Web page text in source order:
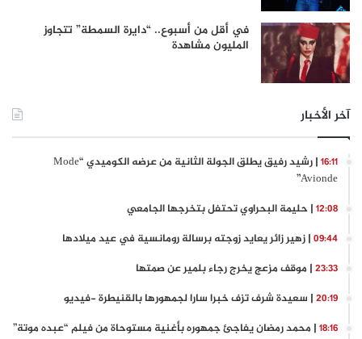
في أقل من أسبوع.. “دايرة السمطة” تتجاوز
المليون مشاهدة
آخر الأخبار
16:11
| رشيد رفيق يطلق الجولة الثانية من عرضه الكوميدي “Mode
Avionde”
12:08 | حليمة البحراوي تحتفل بتخرجها الجامعي
09:44 | زهير زائر يعايد زوجته برسالة رومانسية في عيد ميلادها
23:33 | موقف مزعج يخرج رجاء بلمير عن صمتها
20:19 | سعيدة شرف تزف خبرا سارا لجمهورها بالقنيطرة -فيديو
18:16 | محمد رمضان يفاجئ جمهوره بأغنية مستوحاة من فيلم “عبده موتة”